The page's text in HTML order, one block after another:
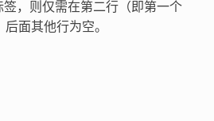
签，则仅需在第二行（即第一个
面其他行为空。